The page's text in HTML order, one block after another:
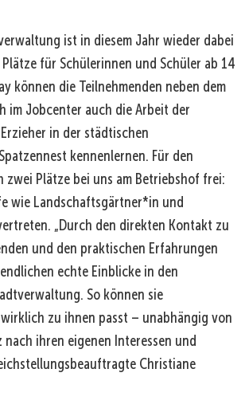
ist in diesem Jahr wieder dabei
für Schülerinnen und Schüler ab 14
können die Teilnehmenden neben dem
im Jobcenter auch die Arbeit der
in der städtischen
kennenlernen. Für den
zwei Plätze bei uns am Betriebshof frei:
wie Landschaftsgärtner*in und
„Durch den direkten Kontakt zu
und den praktischen Erfahrungen
echte Einblicke in den
So können sie
zu ihnen passt – unabhängig von
nach ihren eigenen Interessen und
Christiane